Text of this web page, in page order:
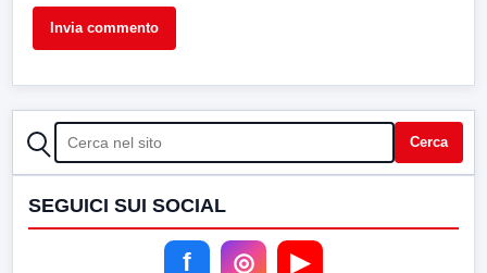
CERCA Cerca
SEGUICI SUI SOCIAL
f ◎ ▶